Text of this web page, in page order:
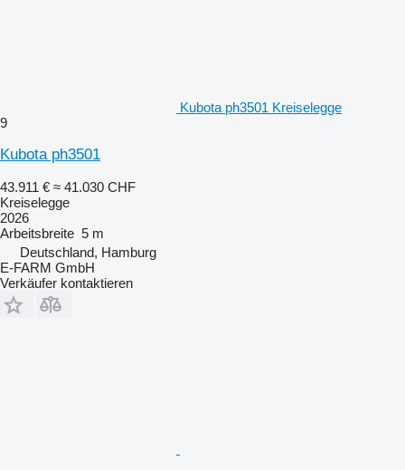
Kubota ph3501 Kreiselegge
9
Kubota ph3501
43.911 € ≈ 41.030 CHF
Kreiselegge
2026
Arbeitsbreite 5 m
Deutschland, Hamburg
E-FARM GmbH
Verkäufer kontaktieren